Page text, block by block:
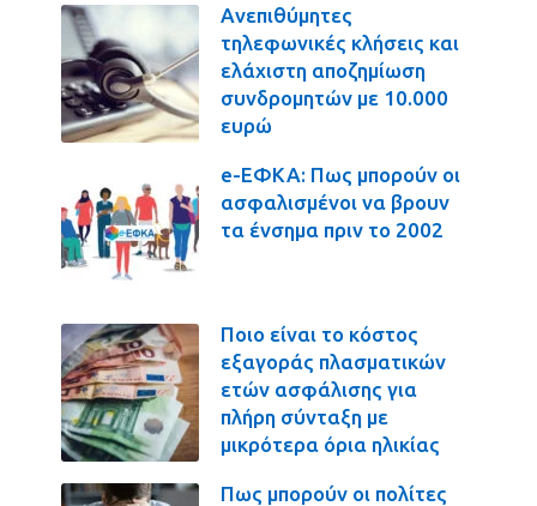
Ανεπιθύμητες
τηλεφωνικές κλήσεις και
ελάχιστη αποζημίωση
συνδρομητών με 10.000
ευρώ
e-ΕΦΚΑ: Πως μπορούν οι
ασφαλισμένοι να βρουν
τα ένσημα πριν το 2002
Ποιο είναι το κόστος
εξαγοράς πλασματικών
ετών ασφάλισης για
πλήρη σύνταξη με
μικρότερα όρια ηλικίας
Πως μπορούν οι πολίτες